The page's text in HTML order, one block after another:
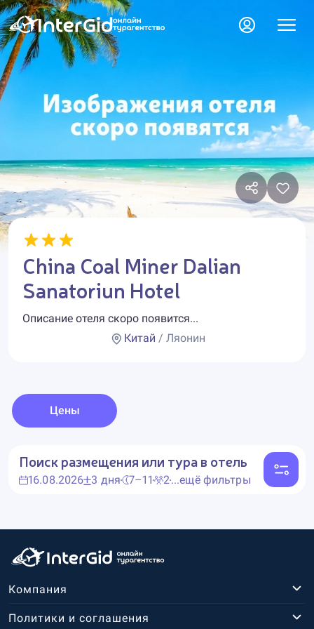
China Coal Miner Dalian
Sanatoriun Hotel
Описание отеля скоро появится...
Китай / Ляонин
Цены
Поиск размещения или тура в отель
16.08.2026 3 дня 7–11 2...ещё фильтры
Компания
Политики и соглашения